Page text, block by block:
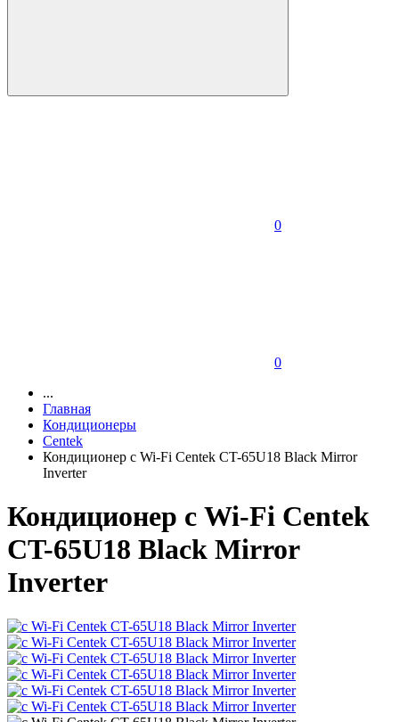
0
0
...
Главная
Кондиционеры
Centek
Кондиционер с Wi-Fi Centek CT-65U18 Black Mirror
Inverter
Кондиционер с Wi-Fi Centek
CT-65U18 Black Mirror
Inverter